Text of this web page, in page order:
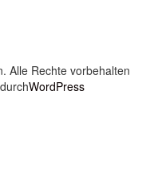
Alle Rechte vorbehalten
WordPress